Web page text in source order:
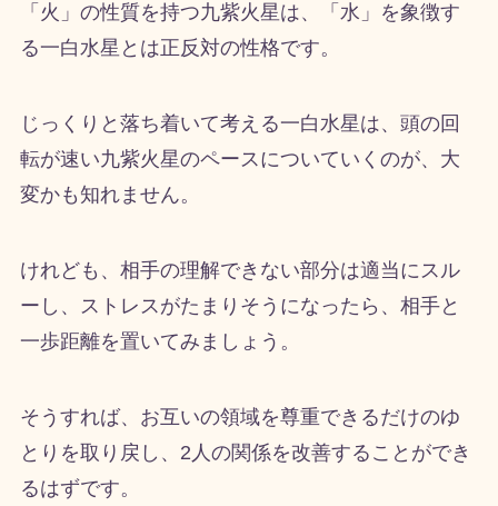
「火」の性質を持つ九紫火星は、「水」を象徴す
る一白水星とは正反対の性格です。
じっくりと落ち着いて考える一白水星は、頭の回
転が速い九紫火星のペースについていくのが、大
変かも知れません。
けれども、相手の理解できない部分は適当にスル
ーし、ストレスがたまりそうになったら、相手と
一歩距離を置いてみましょう。
そうすれば、お互いの領域を尊重できるだけのゆ
とりを取り戻し、 2 人の関係を改善することができ
るはずです。